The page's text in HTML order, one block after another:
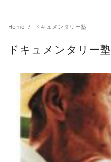
Home ドキュメンタリー塾
ドキュメンタリー塾